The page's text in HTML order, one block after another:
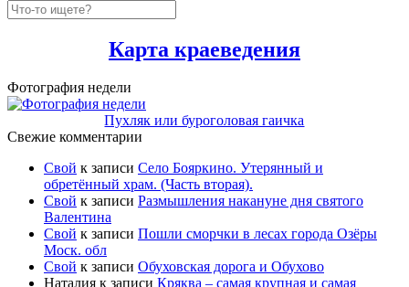
Карта краеведения
Фотография недели
Пухляк или буроголовая гаичка
Свежие комментарии
Свой к записи Село Бояркино. Утерянный и
обретённый храм. (Часть вторая).
Свой к записи Размышления накануне дня святого
Валентина
Свой к записи Пошли сморчки в лесах города Озёры
Моск. обл
Свой к записи Обуховская дорога и Обухово
Наталия к записи Кряква – самая крупная и самая